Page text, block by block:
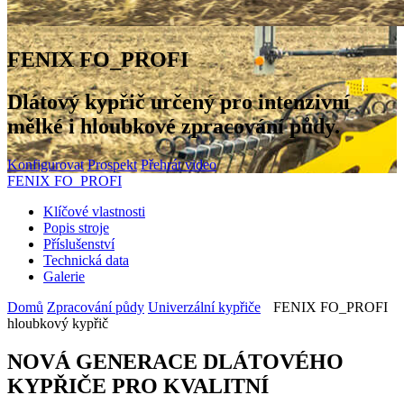
FENIX FO_PROFI
Dlátový kypřič určený pro intenzivní
mělké i hloubkové zpracování půdy.
Konfigurovat Prospekt Přehrát video
FENIX FO_PROFI
Klíčové vlastnosti
Popis stroje
Příslušenství
Technická data
Galerie
Domů Zpracování půdy Univerzální kypřiče
FENIX FO_PROFI
hloubkový kypřič
NOVÁ GENERACE DLÁTOVÉHO
KYPŘIČE PRO KVALITNÍ